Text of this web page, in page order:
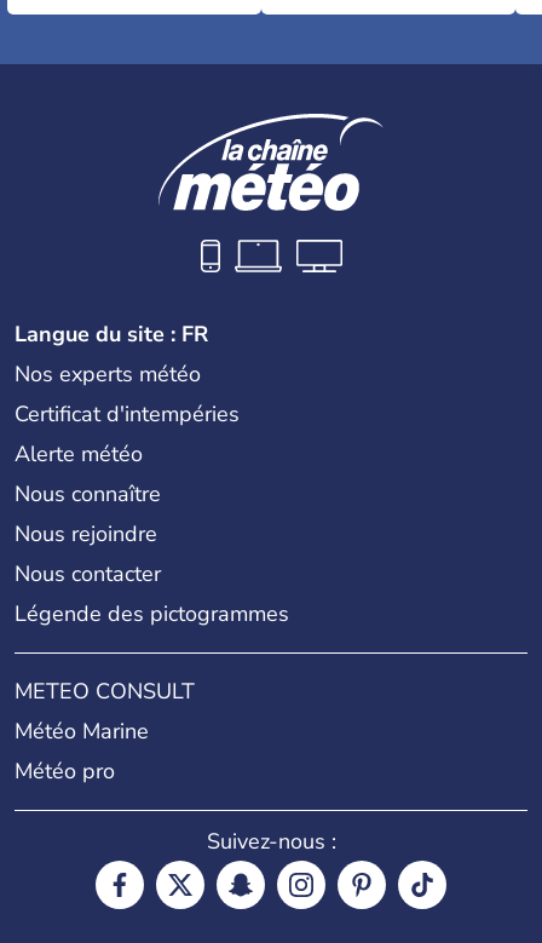
Langue du site : FR
Nos experts météo
Certificat d'intempéries
Alerte météo
Nous connaître
Nous rejoindre
Nous contacter
Légende des pictogrammes
METEO CONSULT
Météo Marine
Météo pro
Suivez-nous :